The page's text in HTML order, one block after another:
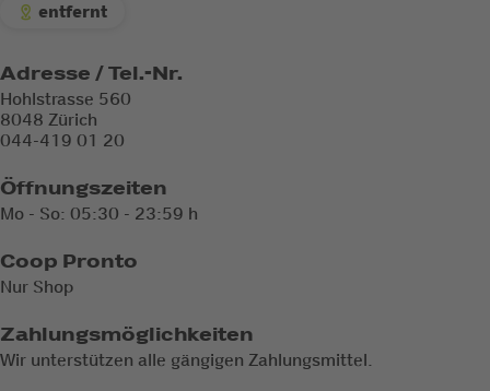
entfernt
Adresse / Tel.-Nr.
Hohlstrasse 560
8048 Zürich
044-419 01 20
Öffnungszeiten
Mo - So: 05:30 - 23:59 h
Coop Pronto
Nur Shop
Zahlungsmöglichkeiten
Wir unterstützen alle gängigen Zahlungsmittel.